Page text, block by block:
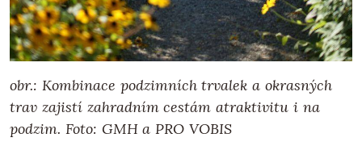
obr.: Kombinace podzimních trvalek a okrasných
trav zajistí zahradním cestám atraktivitu i na
podzim. Foto: GMH a PRO VOBIS